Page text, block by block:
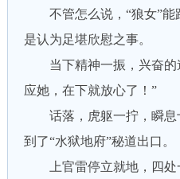
不管怎么说，“狼女”能
是认为足堪欣慰之事。
当下精神一振，兴奋的
应她，在下就放心了！”
话落，虎躯一拧，瞬息
到了“水狱地府”秘道出口。
上官雷停立就地，四处